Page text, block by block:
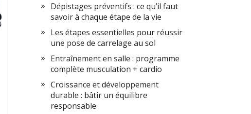
Dépistages préventifs : ce qu’il faut
savoir à chaque étape de la vie
Les étapes essentielles pour réussir
une pose de carrelage au sol
Entraînement en salle : programme
complète musculation + cardio
Croissance et développement
durable : bâtir un équilibre
responsable